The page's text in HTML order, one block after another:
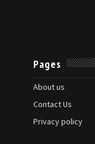
Pages
About us
Contact Us
Privacy policy